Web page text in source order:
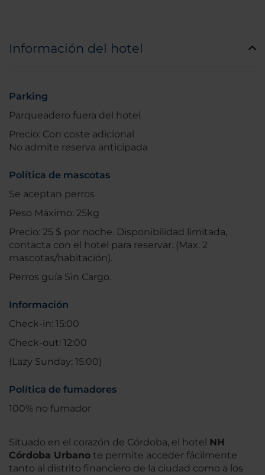
Información del hotel
Parking
Parqueadero fuera del hotel
Precio: Con coste adicional
No admite reserva anticipada
Política de mascotas
Se aceptan perros
Peso Máximo: 25kg
Precio: 25 $ por noche. Disponibilidad limitada,
contacta con el hotel para reservar. (Max. 2
mascotas/habitación).
Perros guía Sin Cargo.
Información
Check-in: 15:00
Check-out: 12:00
(Lazy Sunday: 15:00)
Política de fumadores
100% no fumador
Situado en el corazón de Córdoba, el hotel NH
Córdoba Urbano te permite acceder fácilmente
tanto al distrito financiero de la ciudad como a los